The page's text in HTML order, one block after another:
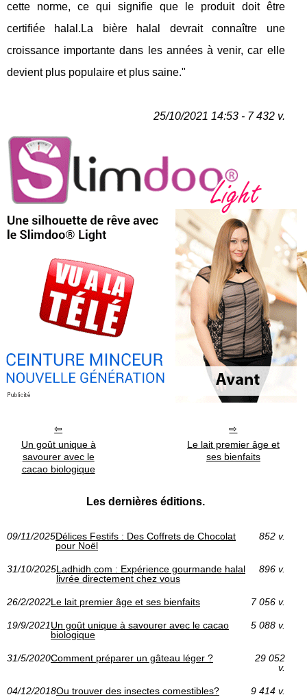
cette norme, ce qui signifie que le produit doit être
certifiée halal.La bière halal devrait connaître une
croissance importante dans les années à venir, car elle
devient plus populaire et plus saine."
25/10/2021 14:53 - 7 432 v.
Un goût unique à
savourer avec le
cacao biologique
Le lait premier âge et
ses bienfaits
Les dernières éditions.
09/11/2025Délices Festifs : Des Coffrets de Chocolat
pour Noël
852 v.
31/10/2025Ladhidh.com : Expérience gourmande halal
livrée directement chez vous
896 v.
26/2/2022Le lait premier âge et ses bienfaits 7 056 v.
19/9/2021Un goût unique à savourer avec le cacao
biologique
5 088 v.
31/5/2020Comment préparer un gâteau léger ?
29 052
v.
04/12/2018Ou trouver des insectes comestibles? 9 414 v.